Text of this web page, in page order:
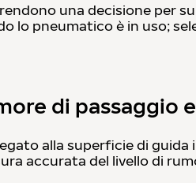
una decisione per
lo pneumatico è in uso;
di passaggio
alla superficie di
accurata del livello di